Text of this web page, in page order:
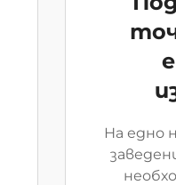
На едно